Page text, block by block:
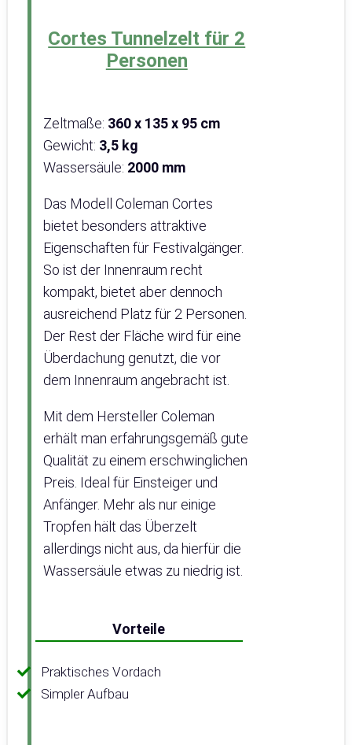
Cortes Tunnelzelt für 2
Personen
Zeltmaße: ‎360 x 135 x 95 cm
Gewicht: 3,5 kg
Wassersäule: 2000 mm
Das Modell Coleman Cortes
bietet besonders attraktive
Eigenschaften für Festivalgänger.
So ist der Innenraum recht
kompakt, bietet aber dennoch
ausreichend Platz für 2 Personen.
Der Rest der Fläche wird für eine
Überdachung genutzt, die vor
dem Innenraum angebracht ist.
Mit dem Hersteller Coleman
erhält man erfahrungsgemäß gute
Qualität zu einem erschwinglichen
Preis. Ideal für Einsteiger und
Anfänger. Mehr als nur einige
Tropfen hält das Überzelt
allerdings nicht aus, da hierfür die
Wassersäule etwas zu niedrig ist.
Vorteile
Praktisches Vordach
Simpler Aufbau